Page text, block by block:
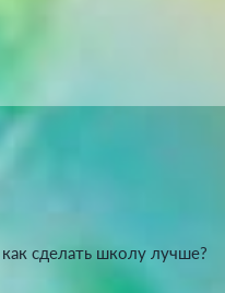
сделать школу лучше?